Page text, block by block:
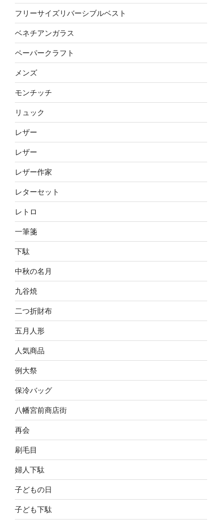
フリーサイズリバーシブルベスト
ベネチアンガラス
ペーパークラフト
メンズ
モンチッチ
リュック
レザー
レザー
レザー作家
レターセット
レトロ
一筆箋
下駄
中秋の名月
九谷焼
二つ折財布
五月人形
人気商品
例大祭
保冷バッグ
八幡宮前商店街
再会
刷毛目
婦人下駄
子どもの日
子ども下駄